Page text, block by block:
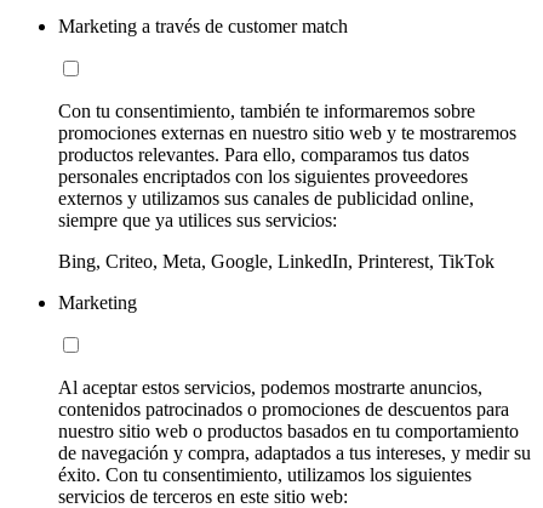
Marketing a través de customer match
Con tu consentimiento, también te informaremos sobre
promociones externas en nuestro sitio web y te mostraremos
productos relevantes. Para ello, comparamos tus datos
personales encriptados con los siguientes proveedores
externos y utilizamos sus canales de publicidad online,
siempre que ya utilices sus servicios:
Bing, Criteo, Meta, Google, LinkedIn, Printerest, TikTok
Marketing
Al aceptar estos servicios, podemos mostrarte anuncios,
contenidos patrocinados o promociones de descuentos para
nuestro sitio web o productos basados en tu comportamiento
de navegación y compra, adaptados a tus intereses, y medir su
éxito. Con tu consentimiento, utilizamos los siguientes
servicios de terceros en este sitio web: